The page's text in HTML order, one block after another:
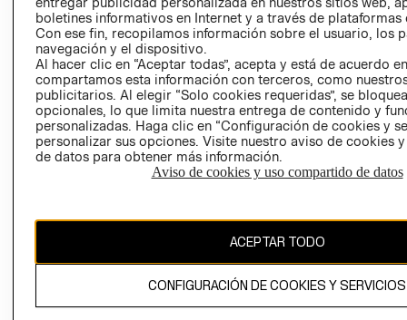
Colombia ($)
CAMBIAR REGIÓN
El contenido de esta página web está protegido por copyright y es
propiedad de H&M Hennes & Mauritz AB.
RECIÉN NACIDO
NOVEDADES
boletines informativos en Internet y a través de plataformas
Con ese fin, recopilamos información sobre el usuario, los
navegación y el dispositivo.
Al hacer clic en “Aceptar todas”, acepta y está de acuerdo
compartamos esta información con terceros, como
publicitarios. Al elegir “Solo cookies requeridas”, se
opcionales, lo que limita nuestra entrega de contenido y
personalizadas. Haga clic en “Configuración de cookies y
personalizar sus opciones. Visite nuestro aviso de cookies
de datos para obtener más información.
Aviso de cookies y uso compartido de datos
ACEPTAR TODO
CONFIGURACIÓN DE COOKIES Y SERVICIOS